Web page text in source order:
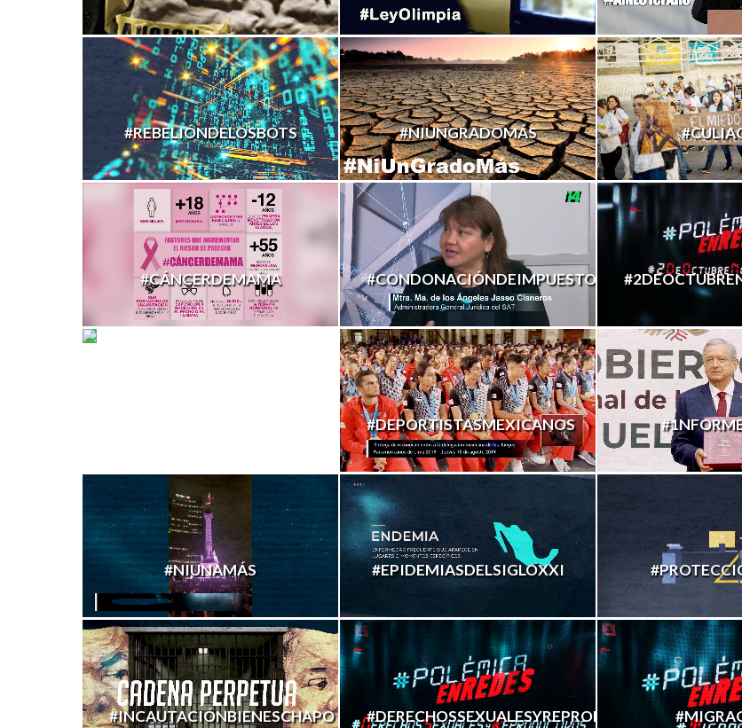
#REBELIÓNDELOSBOTS #NIUNGRADOMÁS
#CÁNCERDEMAMA #CONDONACIÓNDEIMPUESTOS
#DEPORTISTASMEXICANOS
#NIUNAMÁS #EPIDEMIASDELSIGLOXXI
#INCAUTACIÓNBIENESCHAPO #DERECHOSSEXUALESYREPRODUCTIVOS